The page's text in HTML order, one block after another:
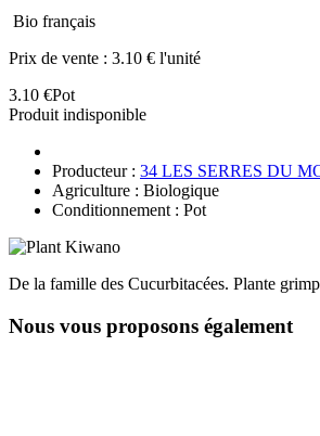
Bio français
Prix de vente : 3.10 € l'unité
3.10 €Pot
Produit indisponible
Producteur : 34 LES SERRES DU
Agriculture : Biologique
Conditionnement : Pot
De la famille des Cucurbitacées. Plante
Nous vous proposons également